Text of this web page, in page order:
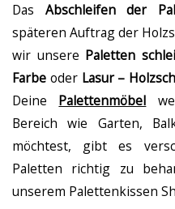
Das Abschleifen der
späteren Auftrag der
wir unsere Paletten
Farbe oder Lasur –
Deine Palettenmöbel
Bereich wie Garten,
möchtest, gibt es
Paletten richtig zu
unserem Palettenkissen